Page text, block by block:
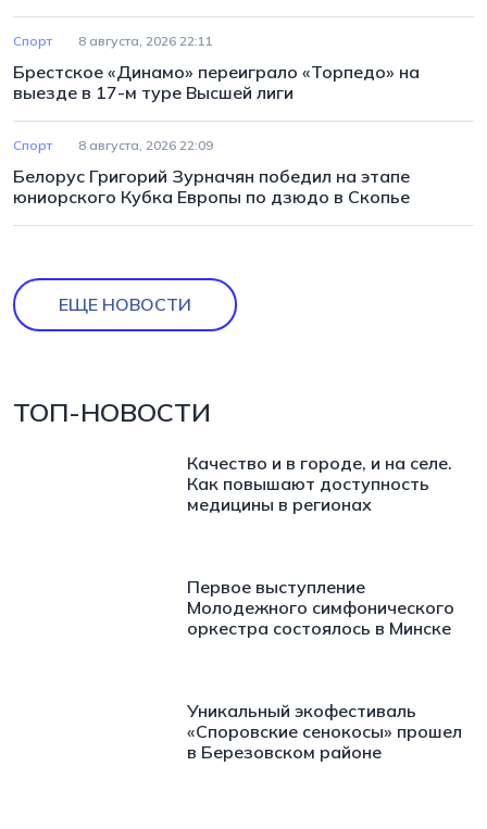
Спорт 8 августа, 2026 22:11
Брестское «Динамо» переиграло «Торпедо» на
выезде в 17-м туре Высшей лиги
Спорт 8 августа, 2026 22:09
Белорус Григорий Зурначян победил на этапе
юниорского Кубка Европы по дзюдо в Скопье
ЕЩЕ НОВОСТИ
ТОП-НОВОСТИ
Качество и в городе, и на селе.
Как повышают доступность
медицины в регионах
Первое выступление
Молодежного симфонического
оркестра состоялось в Минске
Уникальный экофестиваль
«Споровские сенокосы» прошел
в Березовском районе